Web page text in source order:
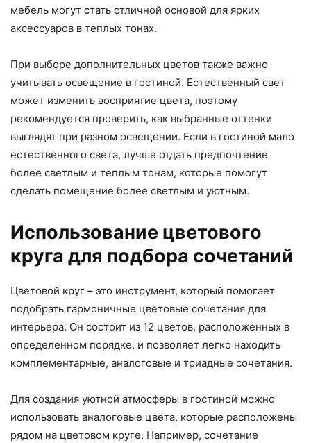
мебель могут стать отличной основой для ярких
аксессуаров в теплых тонах.
При выборе дополнительных цветов также важно
учитывать освещение в гостиной. Естественный свет
может изменить восприятие цвета, поэтому
рекомендуется проверить, как выбранные оттенки
выглядят при разном освещении. Если в гостиной мало
естественного света, лучше отдать предпочтение
более светлым и теплым тонам, которые помогут
сделать помещение более светлым и уютным.
Использование цветового
круга для подбора сочетаний
Цветовой круг – это инструмент, который помогает
подобрать гармоничные цветовые сочетания для
интерьера. Он состоит из 12 цветов, расположенных в
определенном порядке, и позволяет легко находить
комплементарные, аналоговые и триадные сочетания.
Для создания уютной атмосферы в гостиной можно
использовать аналоговые цвета, которые расположены
рядом на цветовом круге. Например, сочетание